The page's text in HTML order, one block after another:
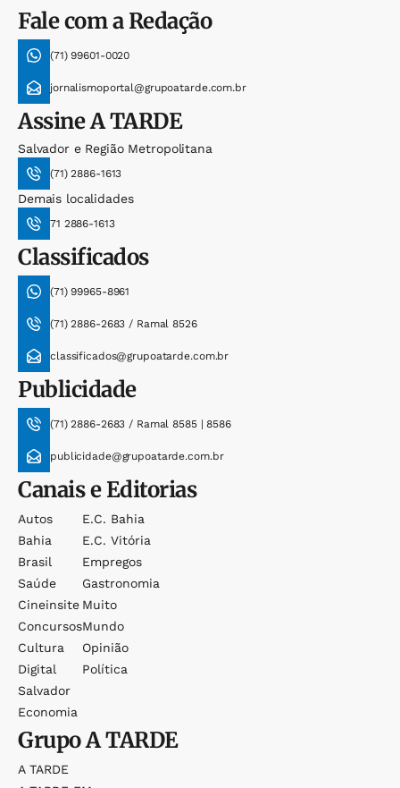
Fale com a Redação
(71) 99601-0020
jornalismoportal@grupoatarde.com.br
AssineA TARDE
Salvador e Região Metropolitana
(71) 2886-1613
Demais localidades
71 2886-1613
Classificados
(71) 99965-8961
(71) 2886-2683 / Ramal 8526
classificados@grupoatarde.com.br
Publicidade
(71) 2886-2683 / Ramal 8585 | 8586
publicidade@grupoatarde.com.br
Canais e Editorias
Autos
Bahia
Brasil
Saúde
Cineinsite
Concursos
Cultura
Digital
Salvador
Economia
E.c. Bahia
E.c. Vitória
Empregos
Gastronomia
Muito
Mundo
Opinião
Política
GrupoA TARDE
A TARDE